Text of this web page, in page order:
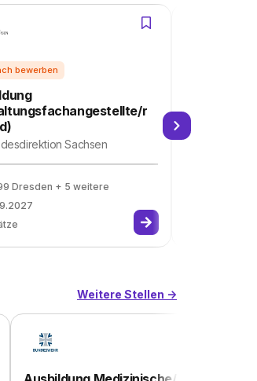
r
Sachsen
Dresden + 5 weitere
bei
Weitere Stellen ->